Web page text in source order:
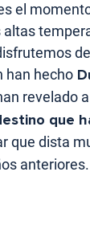
el
han hecho
revelado
que
que dista
anteriores.